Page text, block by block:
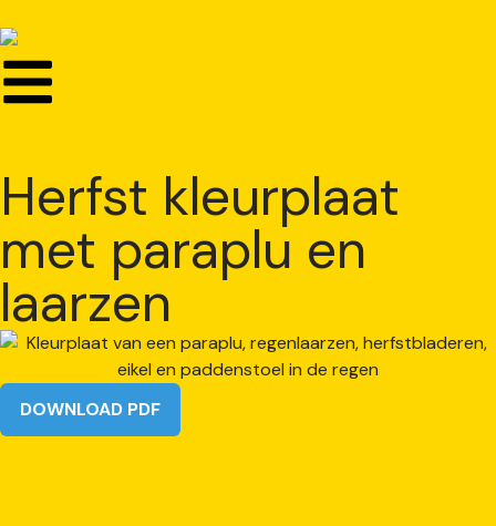
Herfst kleurplaat
met paraplu en
laarzen
DOWNLOAD PDF